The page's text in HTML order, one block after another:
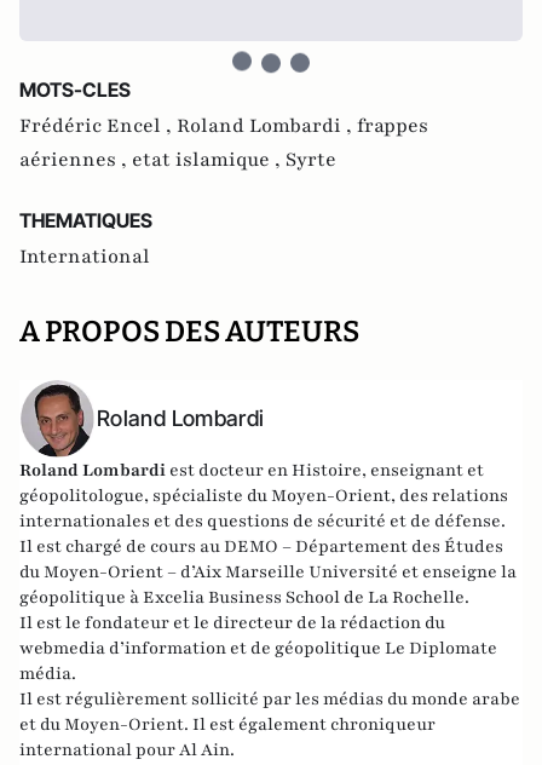
MOTS-CLES
Frédéric Encel , Roland Lombardi , frappes
aériennes , etat islamique , Syrte
THEMATIQUES
International
A PROPOS DES AUTEURS
Roland Lombardi
Roland Lombardi est docteur en Histoire, enseignant et
géopolitologue, spécialiste du Moyen-Orient, des relations
internationales et des questions de sécurité et de défense.
Il est chargé de cours au DEMO – Département des Études
du Moyen-Orient – d’Aix Marseille Université et enseigne la
géopolitique à Excelia Business School de La Rochelle.
Il est le fondateur et le directeur de la rédaction du
webmedia d’information et de géopolitique Le Diplomate
média.
Il est régulièrement sollicité par les médias du monde arabe
et du Moyen-Orient. Il est également chroniqueur
international pourAl Ain.